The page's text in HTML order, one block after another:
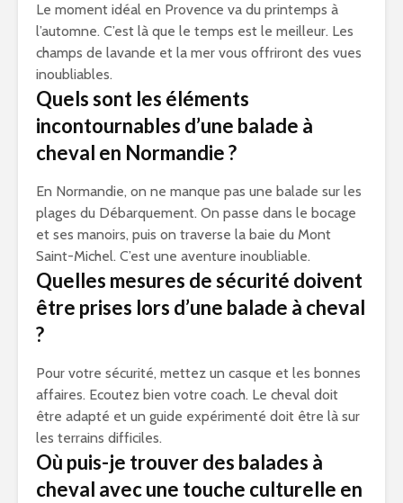
Le moment idéal en Provence va du printemps à
l’automne. C’est là que le temps est le meilleur. Les
champs de lavande et la mer vous offriront des vues
inoubliables.
Quels sont les éléments
incontournables d’une balade à
cheval en Normandie ?
En Normandie, on ne manque pas une balade sur les
plages du Débarquement. On passe dans le bocage
et ses manoirs, puis on traverse la baie du Mont
Saint-Michel. C’est une aventure inoubliable.
Quelles mesures de sécurité doivent
être prises lors d’une balade à cheval
?
Pour votre sécurité, mettez un casque et les bonnes
affaires. Ecoutez bien votre coach. Le cheval doit
être adapté et un guide expérimenté doit être là sur
les terrains difficiles.
Où puis-je trouver des balades à
cheval avec une touche culturelle en